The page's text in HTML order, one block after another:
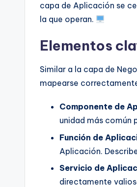
capa de Aplicación se
la que operan.
Elementos
Similar a la capa de
mapearse
Componente de
unidad más común
Función de
Aplicación.
Servicio de
directamente